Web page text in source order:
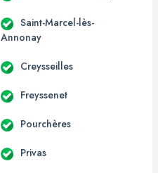
Saint-Marcel-lès-
Annonay
Creysseilles
Freyssenet
Pourchères
Privas